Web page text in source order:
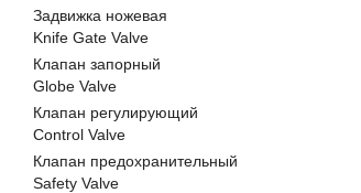
Задвижка ножевая
Knife Gate Valve
Клапан запорный
Globe Valve
Клапан регулирующий
Control Valve
Клапан предохранительный
Safety Valve